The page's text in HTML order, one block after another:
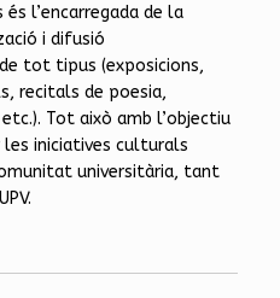
és l’encarregada de la
i difusió
tot tipus (exposicions,
recitals de poesia,
Tot això amb l’objectiu
iniciatives culturals
universitària, tant